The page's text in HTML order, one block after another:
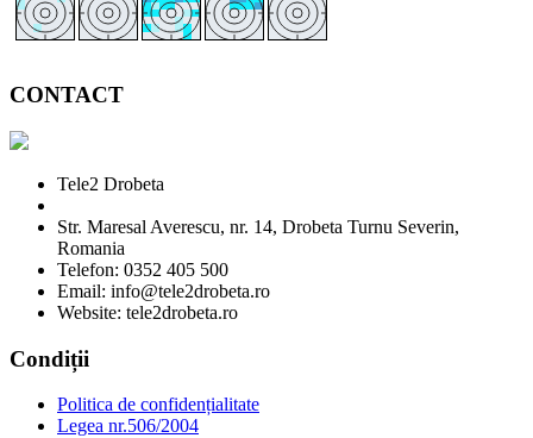
CONTACT
Tele2 Drobeta
Str. Maresal Averescu, nr. 14, Drobeta Turnu Severin,
Romania
Telefon: 0352 405 500
Email: info@tele2drobeta.ro
Website: tele2drobeta.ro
Condiții
Politica de confidențialitate
Legea nr.506/2004